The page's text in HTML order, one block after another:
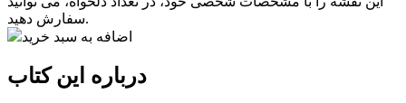
سفارش دهید.
اضافه به سبد خرید
درباره این کتاب